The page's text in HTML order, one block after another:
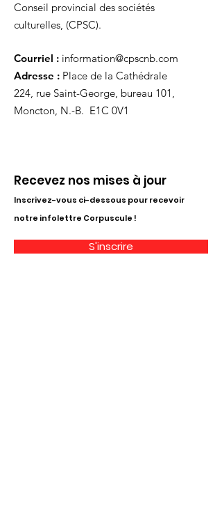
Conseil provincial des sociétés
culturelles, (CPSC).
Courriel : information@cpscnb.com
Adresse : Place de la Cathédrale
224, rue Saint-George, bureau 101,
Moncton, N.-B. E1C 0V1
Recevez nos mises à jour
Inscrivez-vous ci-dessous pour recevoir
notre infolettre Corpuscule !
S'inscrire